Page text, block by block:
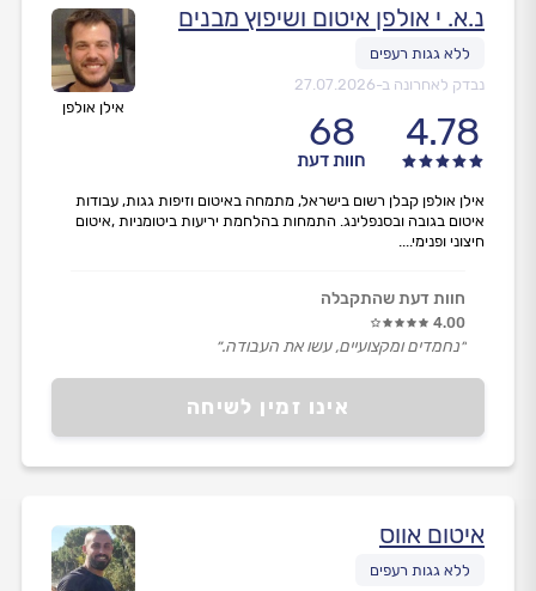
אילן אולפן
נ.א. י אולפן איטום ושיפוץ מבנים
נבדק לאחרונה ב-27.07.2026
4.78
68
חוות דעת
אינו זמין לשיחה
אילן אולפן קבלן רשום בישראל, מתמחה באיטום וזיפות גגות, עבודות
איטום בגובה ובסנפלינג. התמחות בהלחמת יריעות ביטומניות ,איטום
חיצוני ופנימי....
חוות דעת שהתקבלה
4.00
״נחמדים ומקצועיים, עשו את העבודה.״
איטום אווס